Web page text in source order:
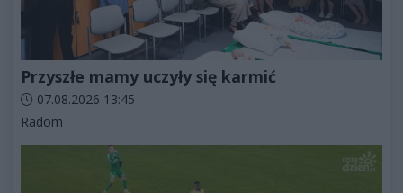
Przyszłe mamy uczyły się karmić
Data dodania artykułu:
07.08.2026 13:45
Kategorie artykułu:
Radom